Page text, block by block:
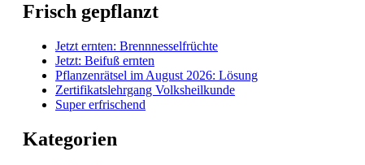
Frisch gepflanzt
Jetzt ernten: Brennnesselfrüchte
Jetzt: Beifuß ernten
Pflanzenrätsel im August 2026: Lösung
Zertifikatslehrgang Volksheilkunde
Super erfrischend
Kategorien